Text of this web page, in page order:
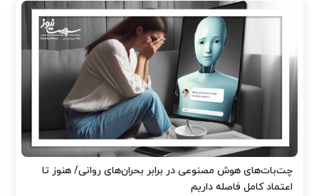
چت‌بات‌های هوش مصنوعی در برابر بحران‌های روانی/ هنوز تا
اعتماد کامل فاصله داریم